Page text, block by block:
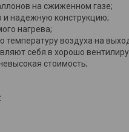
на сжиженном газе;
и надежную конструкцию;
нагрева;
воздуха на
себя в хорошо
стоимость;